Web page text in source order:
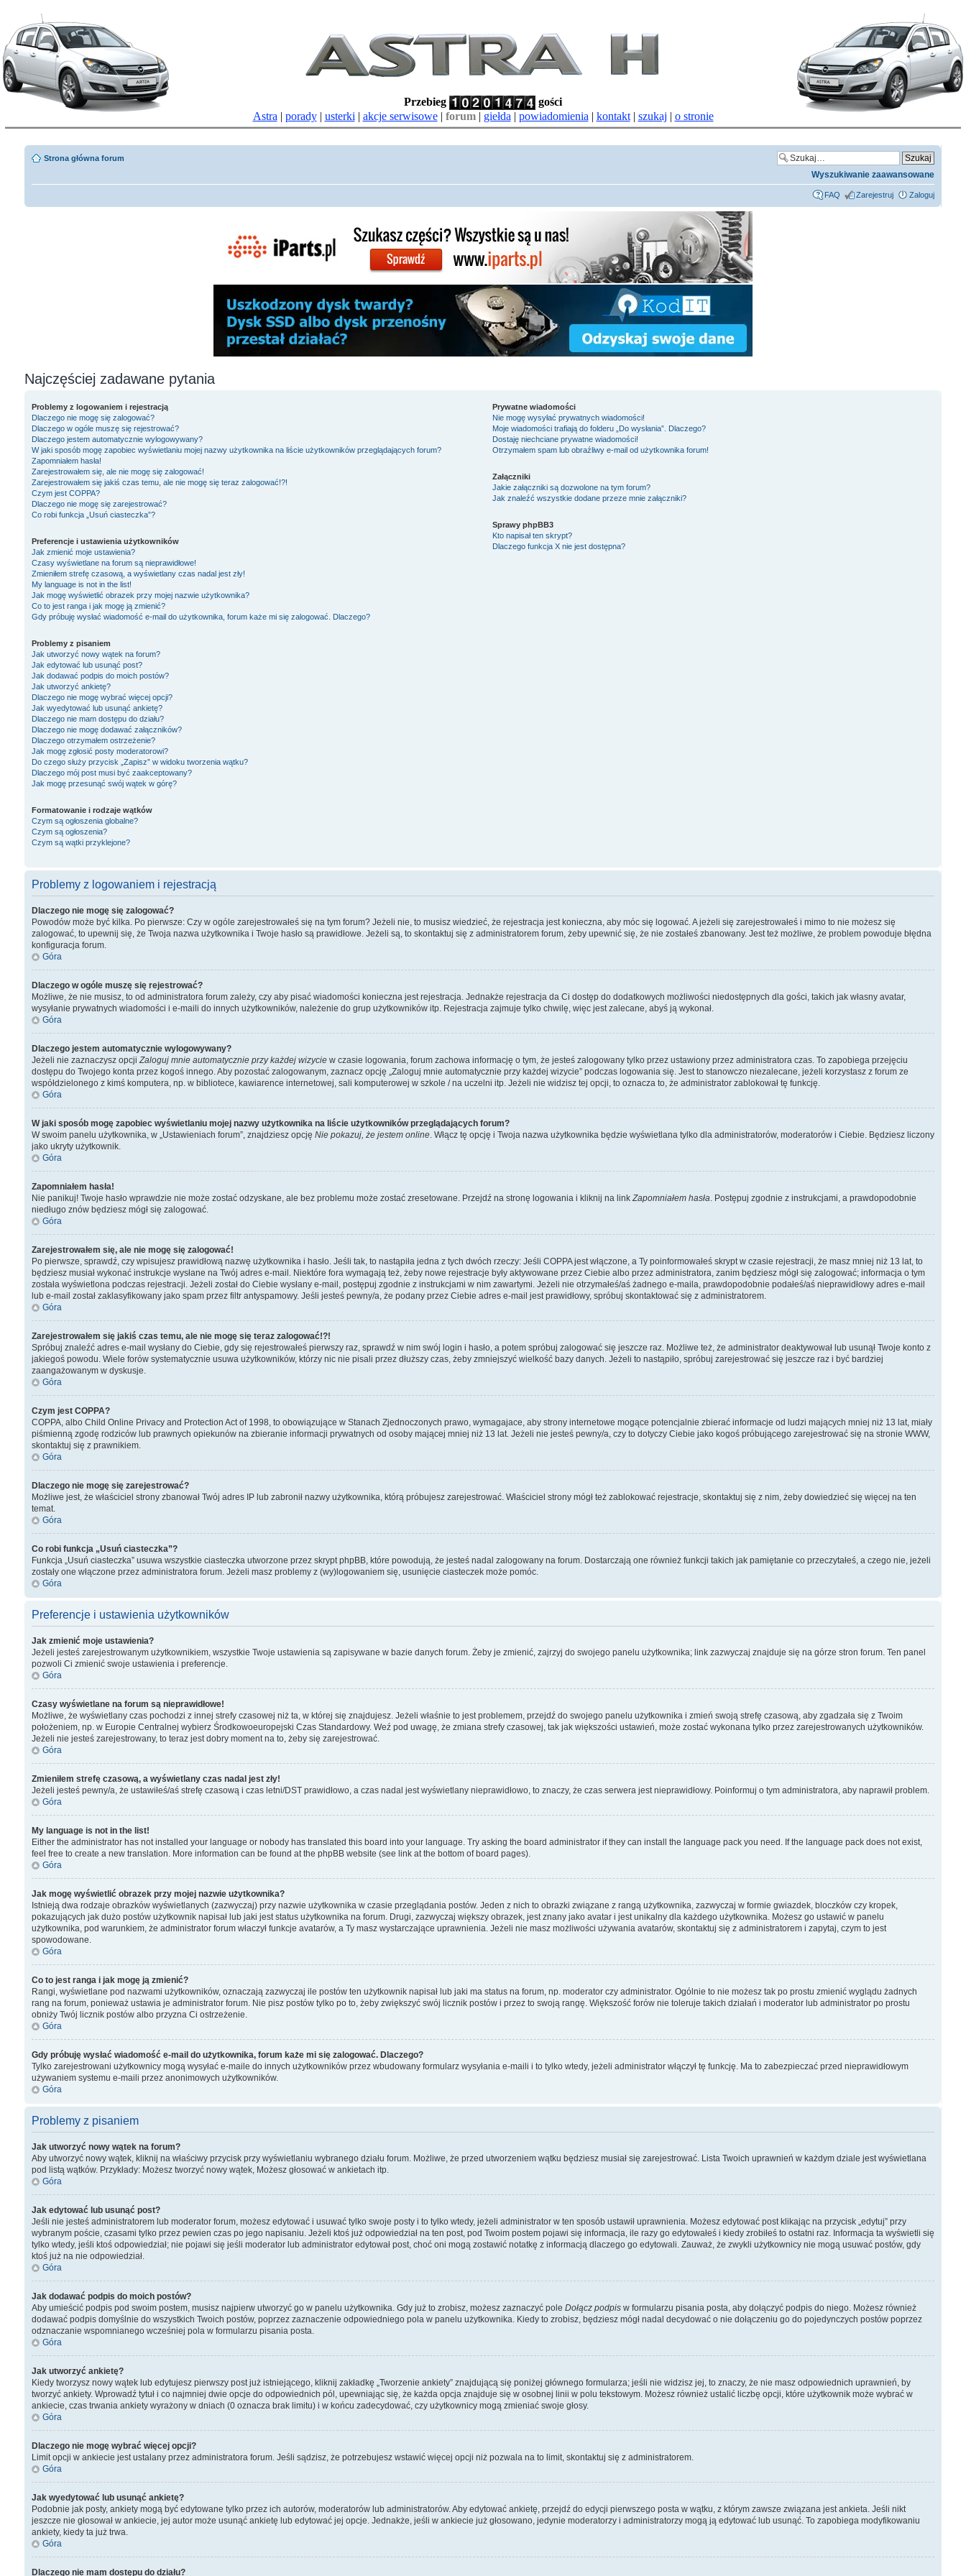
Przebieg
gości
Astra | porady| usterki | akcje serwisowe| forum| giełda | powiadomienia | kontakt| szukaj | o stronie
Strona główna forum
Wyszukiwanie zaawansowane
FAQ Zarejestruj Zaloguj
Najczęściej zadawane pytania
Problemy z logowaniem i rejestracją
Dlaczego nie mogę się zalogować?
Dlaczego w ogóle muszę się rejestrować?
Dlaczego jestem automatycznie wylogowywany?
W jaki sposób mogę zapobiec wyświetlaniu mojej nazwy użytkownika na liście użytkowników przeglądających forum?
Zapomniałem hasła!
Zarejestrowałem się, ale nie mogę się zalogować!
Zarejestrowałem się jakiś czas temu, ale nie mogę się teraz zalogować!?!
Czym jest COPPA?
Dlaczego nie mogę się zarejestrować?
Co robi funkcja „Usuń ciasteczka”?
Preferencje i ustawienia użytkowników
Jak zmienić moje ustawienia?
Czasy wyświetlane na forum są nieprawidłowe!
Zmieniłem strefę czasową, a wyświetlany czas nadal jest zły!
My language is not in the list!
Jak mogę wyświetlić obrazek przy mojej nazwie użytkownika?
Co to jest ranga i jak mogę ją zmienić?
Gdy próbuję wysłać wiadomość e-mail do użytkownika, forum każe mi się zalogować. Dlaczego?
Problemy z pisaniem
Jak utworzyć nowy wątek na forum?
Jak edytować lub usunąć post?
Jak dodawać podpis do moich postów?
Jak utworzyć ankietę?
Dlaczego nie mogę wybrać więcej opcji?
Jak wyedytować lub usunąć ankietę?
Dlaczego nie mam dostępu do działu?
Dlaczego nie mogę dodawać załączników?
Dlaczego otrzymałem ostrzeżenie?
Jak mogę zgłosić posty moderatorowi?
Do czego służy przycisk „Zapisz” w widoku tworzenia wątku?
Dlaczego mój post musi być zaakceptowany?
Jak mogę przesunąć swój wątek w górę?
Formatowanie i rodzaje wątków
Czym są ogłoszenia globalne?
Czym są ogłoszenia?
Czym są wątki przyklejone?
Prywatne wiadomości
Nie mogę wysyłać prywatnych wiadomości!
Moje wiadomości trafiają do folderu „Do wysłania”. Dlaczego?
Dostaję niechciane prywatne wiadomości!
Otrzymałem spam lub obraźliwy e-mail od użytkownika forum!
Załączniki
Jakie załączniki są dozwolone na tym forum?
Jak znaleźć wszystkie dodane przeze mnie załączniki?
Sprawy phpBB3
Kto napisał ten skrypt?
Dlaczego funkcja X nie jest dostępna?
Problemy z logowaniem i rejestracją
Dlaczego nie mogę się zalogować?
Powodów może być kilka. Po pierwsze: Czy w ogóle zarejestrowałeś się na tym forum? Jeżeli nie, to musisz wiedzieć, że rejestracja jest konieczna, aby móc się logować. A jeżeli się zarejestrowałeś i mimo to nie możesz się
zalogować, to upewnij się, że Twoja nazwa użytkownika i Twoje hasło są prawidłowe. Jeżeli są, to skontaktuj się z administratorem forum, żeby upewnić się, że nie zostałeś zbanowany. Jest też możliwe, że problem powoduje błędna
konfiguracja forum.
Góra
Dlaczego w ogóle muszę się rejestrować?
Możliwe, że nie musisz, to od administratora forum zależy, czy aby pisać wiadomości konieczna jest rejestracja. Jednakże rejestracja da Ci dostęp do dodatkowych możliwości niedostępnych dla gości, takich jak własny avatar,
wysyłanie prywatnych wiadomości i e-maili do innych użytkowników, należenie do grup użytkowników itp. Rejestracja zajmuje tylko chwilę, więc jest zalecane, abyś ją wykonał.
Góra
Dlaczego jestem automatycznie wylogowywany?
Jeżeli nie zaznaczysz opcjiZaloguj mnie automatycznie przy każdej wizyciew czasie logowania, forum zachowa informację o tym, że jesteś zalogowany tylko przez ustawiony przez administratora czas. To zapobiega przejęciu
dostępu do Twojego konta przez kogoś innego. Aby pozostać zalogowanym, zaznacz opcję „Zaloguj mnie automatycznie przy każdej wizycie” podczas logowania się. Jest to stanowczo niezalecane, jeżeli korzystasz z forum ze
współdzielonego z kimś komputera, np. w bibliotece, kawiarence internetowej, sali komputerowej w szkole / na uczelni itp. Jeżeli nie widzisz tej opcji, to oznacza to, że administrator zablokował tę funkcję.
Góra
W jaki sposób mogę zapobiec wyświetlaniu mojej nazwy użytkownika na liście użytkowników przeglądających forum?
W swoim panelu użytkownika, w „Ustawieniach forum”, znajdziesz opcję Nie pokazuj, że jestem online. Włącz tę opcję i Twoja nazwa użytkownika będzie wyświetlana tylko dla administratorów, moderatorów i Ciebie. Będziesz liczony
jako ukryty użytkownik.
Góra
Zapomniałem hasła!
Nie panikuj! Twoje hasło wprawdzie nie może zostać odzyskane, ale bez problemu może zostać zresetowane. Przejdź na stronę logowania i kliknij na linkZapomniałem hasła. Postępuj zgodnie z instrukcjami, a prawdopodobnie
niedługo znów będziesz mógł się zalogować.
Góra
Zarejestrowałem się, ale nie mogę się zalogować!
Po pierwsze, sprawdź, czy wpisujesz prawidłową nazwę użytkownika i hasło. Jeśli tak, to nastąpiła jedna z tych dwóch rzeczy: Jeśli COPPA jest włączone, a Ty poinformowałeś skrypt w czasie rejestracji, że masz mniej niż 13 lat, to
będziesz musiał wykonać instrukcje wysłane na Twój adres e-mail. Niektóre fora wymagają też, żeby nowe rejestracje były aktywowane przez Ciebie albo przez administratora, zanim będziesz mógł się zalogować; informacja o tym
została wyświetlona podczas rejestracji. Jeżeli został do Ciebie wysłany e-mail, postępuj zgodnie z instrukcjami w nim zawartymi. Jeżeli nie otrzymałeś/aś żadnego e-maila, prawdopodobnie podałeś/aś nieprawidłowy adres e-mail
lub e-mail został zaklasyfikowany jako spam przez filtr antyspamowy. Jeśli jesteś pewny/a, że podany przez Ciebie adres e-mail jest prawidłowy, spróbuj skontaktować się z administratorem.
Góra
Zarejestrowałem się jakiś czas temu, ale nie mogę się teraz zalogować!?!
Spróbuj znaleźć adres e-mail wysłany do Ciebie, gdy się rejestrowałeś pierwszy raz, sprawdź w nim swój login i hasło, a potem spróbuj zalogować się jeszcze raz. Możliwe też, że administrator deaktywował lub usunął Twoje konto z
jakiegoś powodu. Wiele forów systematycznie usuwa użytkowników, którzy nic nie pisali przez dłuższy czas, żeby zmniejszyć wielkość bazy danych. Jeżeli to nastąpiło, spróbuj zarejestrować się jeszcze raz i być bardziej
zaangażowanym w dyskusje.
Góra
Czym jest COPPA?
COPPA, albo Child Online Privacy and Protection Act of 1998, to obowiązujące w Stanach Zjednoczonych prawo, wymagajace, aby strony internetowe mogące potencjalnie zbierać informacje od ludzi mających mniej niż 13 lat, miały
piśmienną zgodę rodziców lub prawnych opiekunów na zbieranie informacji prywatnych od osoby mającej mniej niż 13 lat. Jeżeli nie jesteś pewny/a, czy to dotyczy Ciebie jako kogoś próbującego zarejestrować się na stronie WWW,
skontaktuj się z prawnikiem.
Góra
Dlaczego nie mogę się zarejestrować?
Możliwe jest, że właściciel strony zbanował Twój adres IP lub zabronił nazwy użytkownika, którą próbujesz zarejestrować. Właściciel strony mógł też zablokować rejestracje, skontaktuj się z nim, żeby dowiedzieć się więcej na ten
temat.
Góra
Co robi funkcja „Usuń ciasteczka”?
Funkcja „Usuń ciasteczka” usuwa wszystkie ciasteczka utworzone przez skrypt phpBB, które powodują, że jesteś nadal zalogowany na forum. Dostarczają one również funkcji takich jak pamiętanie co przeczytałeś, a czego nie, jeżeli
zostały one włączone przez administratora forum. Jeżeli masz problemy z (wy)logowaniem się, usunięcie ciasteczek może pomóc.
Góra
Preferencje i ustawienia użytkowników
Jak zmienić moje ustawienia?
Jeżeli jesteś zarejestrowanym użytkownikiem, wszystkie Twoje ustawienia są zapisywane w bazie danych forum. Żeby je zmienić, zajrzyj do swojego panelu użytkownika; link zazwyczaj znajduje się na górze stron forum. Ten panel
pozwoli Ci zmienić swoje ustawienia i preferencje.
Góra
Czasy wyświetlane na forum są nieprawidłowe!
Możliwe, że wyświetlany czas pochodzi z innej strefy czasowej niż ta, w której się znajdujesz. Jeżeli właśnie to jest problemem, przejdź do swojego panelu użytkownika i zmień swoją strefę czasową, aby zgadzała się z Twoim
położeniem, np. w Europie Centralnej wybierz Środkowoeuropejski Czas Standardowy. Weź pod uwagę, że zmiana strefy czasowej, tak jak większości ustawień, może zostać wykonana tylko przez zarejestrowanych użytkowników.
Jeżeli nie jesteś zarejestrowany, to teraz jest dobry moment na to, żeby się zarejestrować.
Góra
Zmieniłem strefę czasową, a wyświetlany czas nadal jest zły!
Jeżeli jesteś pewny/a, że ustawiłeś/aś strefę czasową i czas letni/DST prawidłowo, a czas nadal jest wyświetlany nieprawidłowo, to znaczy, że czas serwera jest nieprawidłowy. Poinformuj o tym administratora, aby naprawił problem.
Góra
My language is not in the list!
Either the administrator has not installed your language or nobody has translated this board into your language. Try asking the board administrator if they can install the language pack you need. If the language pack does not exist,
feel free to create a new translation. More information can be found at the phpBB website (see link at the bottom of board pages).
Góra
Jak mogę wyświetlić obrazek przy mojej nazwie użytkownika?
Istnieją dwa rodzaje obrazków wyświetlanych (zazwyczaj) przy nazwie użytkownika w czasie przeglądania postów. Jeden z nich to obrazki związane z rangą użytkownika, zazwyczaj w formie gwiazdek, bloczków czy kropek,
pokazujących jak dużo postów użytkownik napisał lub jaki jest status użytkownika na forum. Drugi, zazwyczaj większy obrazek, jest znany jako avatar i jest unikalny dla każdego użytkownika. Możesz go ustawić w panelu
użytkownika, pod warunkiem, że administrator forum właczył funkcje avatarów, a Ty masz wystarczające uprawnienia. Jeżeli nie masz możliwości używania avatarów, skontaktuj się z administratorem i zapytaj, czym to jest
spowodowane.
Góra
Co to jest ranga i jak mogę ją zmienić?
Rangi, wyświetlane pod nazwami użytkowników, oznaczają zazwyczaj ile postów ten użytkownik napisał lub jaki ma status na forum, np. moderator czy administrator. Ogólnie to nie możesz tak po prostu zmienić wyglądu żadnych
rang na forum, ponieważ ustawia je administrator forum. Nie pisz postów tylko po to, żeby zwiększyć swój licznik postów i przez to swoją rangę. Większość forów nie toleruje takich działań i moderator lub administrator po prostu
obniży Twój licznik postów albo przyzna Ci ostrzeżenie.
Góra
Gdy próbuję wysłać wiadomość e-mail do użytkownika, forum każe mi się zalogować. Dlaczego?
Tylko zarejestrowani użytkownicy mogą wysyłać e-maile do innych użytkowników przez wbudowany formularz wysyłania e-maili i to tylko wtedy, jeżeli administrator włączył tę funkcję. Ma to zabezpieczać przed nieprawidłowym
używaniem systemu e-maili przez anonimowych użytkowników.
Góra
Problemy z pisaniem
Jak utworzyć nowy wątek na forum?
Aby utworzyć nowy wątek, kliknij na właściwy przycisk przy wyświetlaniu wybranego działu forum. Możliwe, że przed utworzeniem wątku będziesz musiał się zarejestrować. Lista Twoich uprawnień w każdym dziale jest wyświetlana
pod listą wątków. Przykłady: Możesz tworzyć nowy wątek, Możesz głosować w ankietach itp.
Góra
Jak edytować lub usunąć post?
Jeśli nie jesteś administratorem lub moderator forum, możesz edytować i usuwać tylko swoje posty i to tylko wtedy, jeżeli administrator w ten sposób ustawił uprawnienia. Możesz edytować post klikając na przycisk „edytuj” przy
wybranym poście, czasami tylko przez pewien czas po jego napisaniu. Jeżeli ktoś już odpowiedział na ten post, pod Twoim postem pojawi się informacja, ile razy go edytowałeś i kiedy zrobiłeś to ostatni raz. Informacja ta wyświetli się
tylko wtedy, jeśli ktoś odpowiedział; nie pojawi się jeśli moderator lub administrator edytował post, choć oni mogą zostawić notatkę z informacją dlaczego go edytowali. Zauważ, że zwykli użytkownicy nie mogą usuwać postów, gdy
ktoś już na nie odpowiedział.
Góra
Jak dodawać podpis do moich postów?
Aby umieścić podpis pod swoim postem, musisz najpierw utworzyć go w panelu użytkownika. Gdy już to zrobisz, możesz zaznaczyć pole Dołącz podpisw formularzu pisania posta, aby dołączyć podpis do niego. Możesz również
dodawać podpis domyślnie do wszystkich Twoich postów, poprzez zaznaczenie odpowiedniego pola w panelu użytkownika. Kiedy to zrobisz, będziesz mógł nadal decydować o nie dołączeniu go do pojedynczych postów poprzez
odznaczanie wspomnianego wcześniej pola w formularzu pisania posta.
Góra
Jak utworzyć ankietę?
Kiedy tworzysz nowy wątek lub edytujesz pierwszy post już istniejącego, kliknij zakładkę „Tworzenie ankiety” znajdującą się poniżej głównego formularza; jeśli nie widzisz jej, to znaczy, że nie masz odpowiednich uprawnień, by
tworzyć ankiety. Wprowadź tytuł i co najmniej dwie opcje do odpowiednich pól, upewniając się, że każda opcja znajduje się w osobnej linii w polu tekstowym. Możesz również ustalić liczbę opcji, które użytkownik może wybrać w
ankiecie, czas trwania ankiety wyrażony w dniach (0 oznacza brak limitu) i w końcu zadecydować, czy użytkownicy mogą zmieniać swoje głosy.
Góra
Dlaczego nie mogę wybrać więcej opcji?
Limit opcji w ankiecie jest ustalany przez administratora forum. Jeśli sądzisz, że potrzebujesz wstawić więcej opcji niż pozwala na to limit, skontaktuj się z administratorem.
Góra
Jak wyedytować lub usunąć ankietę?
Podobnie jak posty, ankiety mogą być edytowane tylko przez ich autorów, moderatorów lub administratorów. Aby edytować ankietę, przejdź do edycji pierwszego posta w wątku, z którym zawsze związana jest ankieta. Jeśli nikt
jeszcze nie głosował w ankiecie, jej autor może usunąć ankietę lub edytować jej opcje. Jednakże, jeśli w ankiecie już głosowano, jedynie moderatorzy i administratorzy mogą ją edytować lub usunąć. To zapobiega modyfikowaniu
ankiety, kiedy ta już trwa.
Góra
Dlaczego nie mam dostępu do działu?